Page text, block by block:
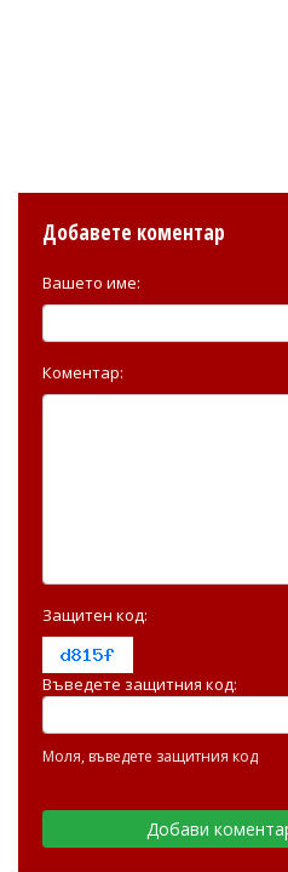
Добавете коментар
Вашето име:
Коментар:
Защитен код:
Въведете защитния код:
Моля, въведете защитния код